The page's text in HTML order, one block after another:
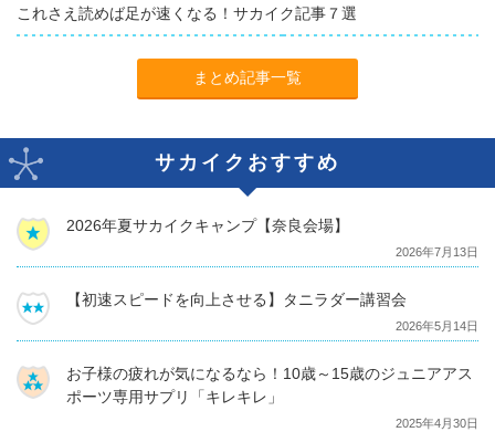
これさえ読めば足が速くなる！サカイク記事７選
まとめ記事一覧
サカイクおすすめ
2026年夏サカイクキャンプ【奈良会場】
2026年7月13日
【初速スピードを向上させる】タニラダー講習会
2026年5月14日
お子様の疲れが気になるなら！10歳～15歳のジュニアアス
ポーツ専用サプリ「キレキレ」
2025年4月30日